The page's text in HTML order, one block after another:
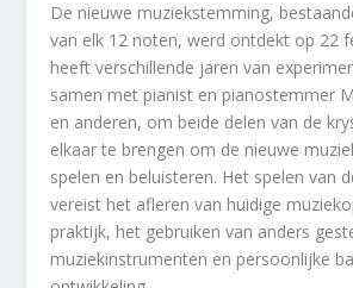
De nieuwe muziekstemming,
van elk 12 noten, werd ontdekt op 22
heeft verschillende jaren van
samen met pianist en pianostemmer
en anderen, om beide delen van de
elkaar te brengen om de nieuwe
spelen en beluisteren. Het spelen van
vereist het afleren van huidige
praktijk, het gebruiken van anders
muziekinstrumenten en persoonlijke